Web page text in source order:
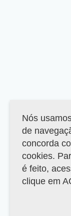
Nós
de
concorda
cookies.
é feito,
clique em